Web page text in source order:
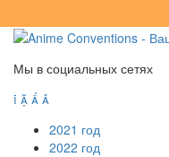
Мы в социальных сетях
   
2021 год
2022 год